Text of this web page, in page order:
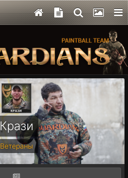
Крази
Ветераны